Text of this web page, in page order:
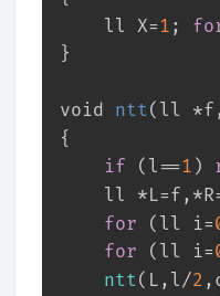
	ll X=
1 ;
}
void ntt(ll
{
if (l==1 )
ll
for (ll i=
for (ll i=
ntt(L,l/2